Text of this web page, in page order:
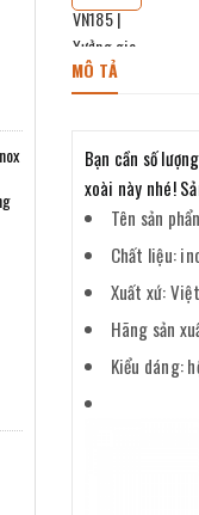
MÔ TẢ
Bạn cần số
xoài này nhé!
Tên sản
Chất liệu:
Xuất xứ:
Hãng sản
Kiểu dáng: